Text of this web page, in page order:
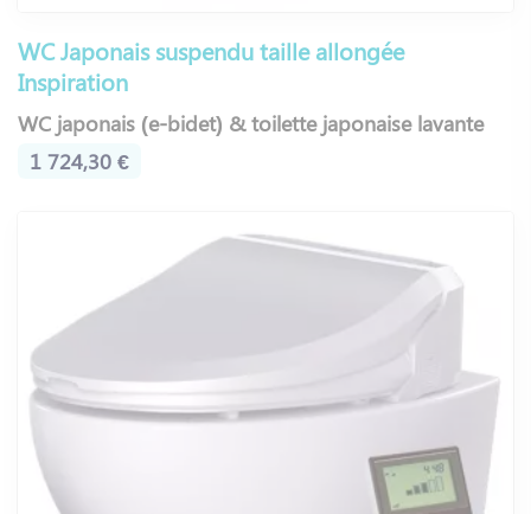
WC Japonais suspendu taille allongée
Inspiration
WC japonais (e-bidet) & toilette japonaise lavante
1 724,30 €